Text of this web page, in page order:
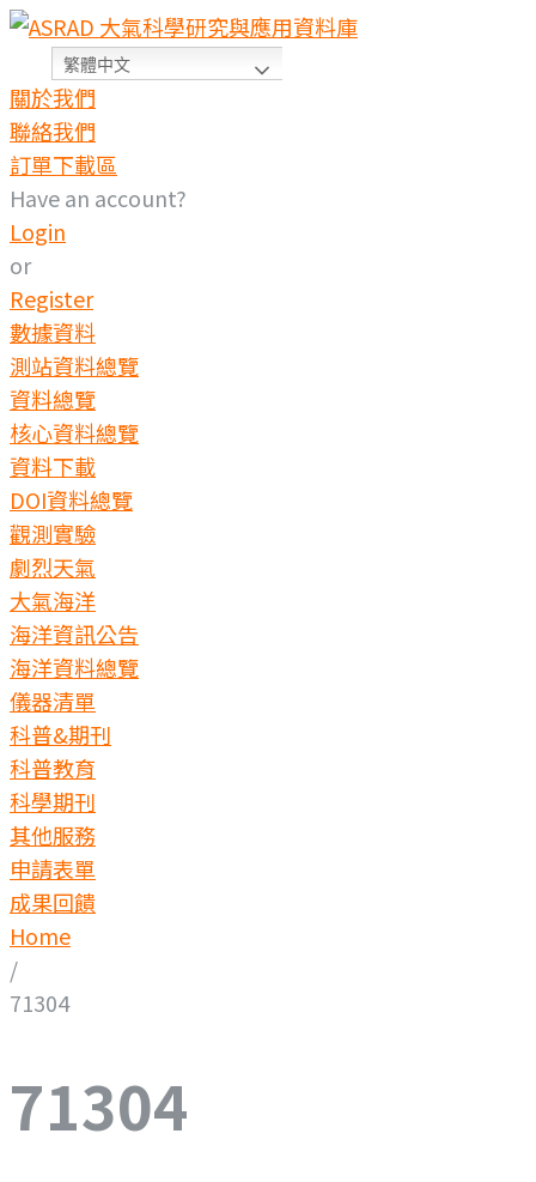
Skip
content
繁體中文
關於我們
聯絡我們
訂單下載區
Have an account?
Login
or
Register
數據資料
測站資料總覽
資料總覽
核心資料總覽
資料下載
DOI資料總覽
觀測實驗
劇烈天氣
大氣海洋
海洋資訊公告
海洋資料總覽
儀器清單
科普&期刊
科普教育
科學期刊
其他服務
申請表單
成果回饋
Home
/
71304
71304